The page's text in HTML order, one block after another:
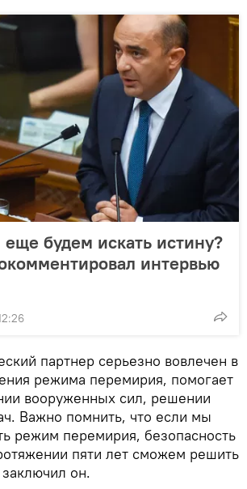
будем искать истину?
интервью
партнер серьезно вовлечен в
режима перемирия, помогает
вооруженных сил, решении
Важно помнить, что если мы
режим перемирия, безопасность
пяти лет сможем решить
он.